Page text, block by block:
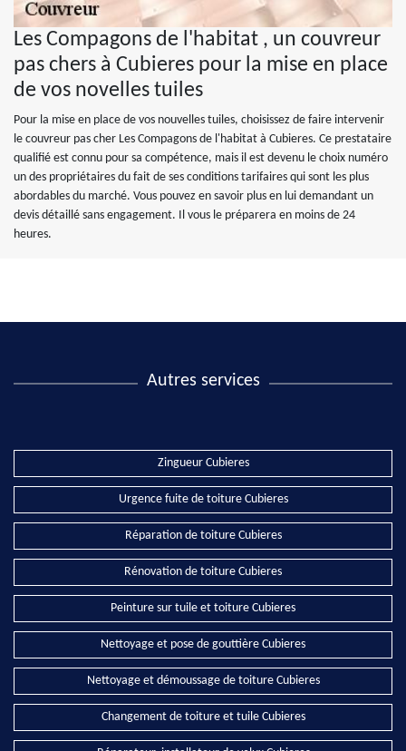
Les Compagons de l'habitat , un couvreur
pas chers à Cubieres pour la mise en place
de vos novelles tuiles
Pour la mise en place de vos nouvelles tuiles, choisissez de faire intervenir
le couvreur pas cher Les Compagons de l'habitat à Cubieres. Ce prestataire
qualifié est connu pour sa compétence, mais il est devenu le choix numéro
un des propriétaires du fait de ses conditions tarifaires qui sont les plus
abordables du marché. Vous pouvez en savoir plus en lui demandant un
devis détaillé sans engagement. Il vous le préparera en moins de 24
heures.
Autres services
Zingueur Cubieres
Urgence fuite de toiture Cubieres
Réparation de toiture Cubieres
Rénovation de toiture Cubieres
Peinture sur tuile et toiture Cubieres
Nettoyage et pose de gouttière Cubieres
Nettoyage et démoussage de toiture Cubieres
Changement de toiture et tuile Cubieres